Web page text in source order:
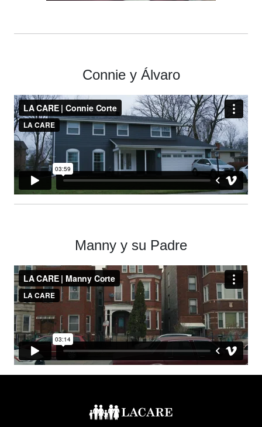
Connie y Álvaro
Manny y su Padre